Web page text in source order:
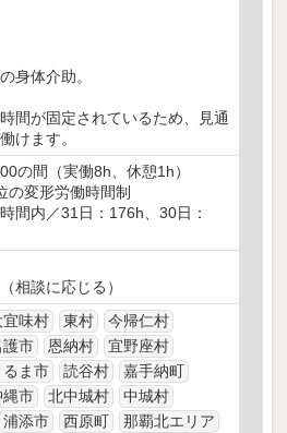
身体介助。
間が固定されているため、見通
けます。
の間（実働8h、休憩1h）
の変形労働時間制
時間内／31日：176h、30日：
相談に応じる）
宜味村 東村
今帰仁村
護市 恩納村
宜野座村
るま市 読谷村
嘉手納町
縄市 北中城村
中城村
浦添市 西原町
那覇北エリア